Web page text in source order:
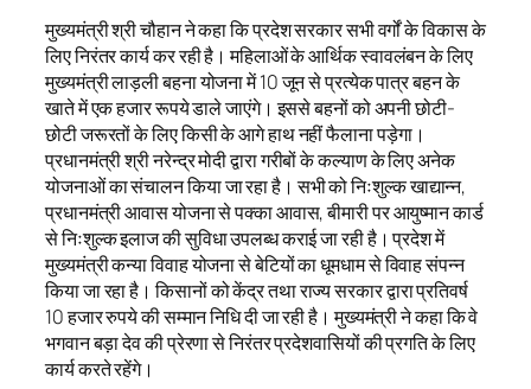
मुख्यमंत्री श्री चौहान ने कहा कि प्रदेश सरकार सभी वर्गों के विकास के
लिए निरंतर कार्य कर रही है। महिलाओं के आर्थिक स्वावलंबन के लिए
मुख्यमंत्री लाड़ली बहना योजना में 10 जून से प्रत्येक पात्र बहन के
खाते में एक हजार रूपये डाले जाएंगे। इससे बहनों को अपनी छोटी-
छोटी जरूरतों के लिए किसी के आगे हाथ नहीं फैलाना पड़ेगा।
प्रधानमंत्री श्री नरेन्द्र मोदी द्वारा गरीबों के कल्याण के लिए अनेक
योजनाओं का संचालन किया जा रहा है। सभी को निःशुल्क खाद्यान्न,
प्रधानमंत्री आवास योजना से पक्का आवास, बीमारी पर आयुष्मान कार्ड
से निःशुल्क इलाज की सुविधा उपलब्ध कराई जा रही है। प्रदेश में
मुख्यमंत्री कन्या विवाह योजना से बेटियों का धूमधाम से विवाह संपन्न
किया जा रहा है। किसानों को केंद्र तथा राज्य सरकार द्वारा प्रतिवर्ष
10 हजार रुपये की सम्मान निधि दी जा रही है। मुख्यमंत्री ने कहा कि वे
भगवान बड़ा देव की प्रेरणा से निरंतर प्रदेशवासियों की प्रगति के लिए
कार्य करते रहेंगे।